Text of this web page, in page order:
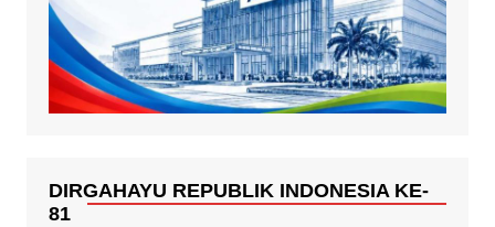
DIRGAHAYU REPUBLIK INDONESIA KE-
81